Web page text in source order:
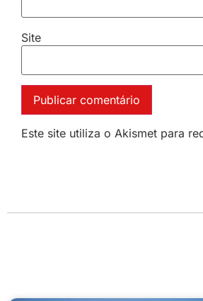
Site
Este site utiliza o Akismet para